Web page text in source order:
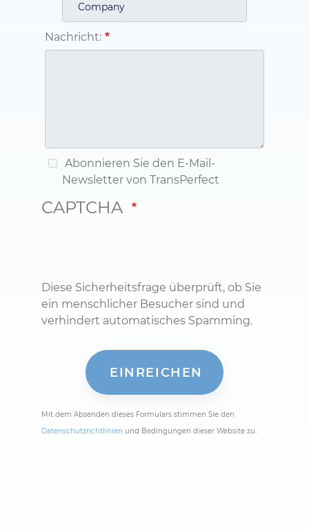
Nachricht:
Abonnieren Sie den E-Mail-
Newsletter von TransPerfect
CAPTCHA
Diese Sicherheitsfrage überprüft, ob Sie
ein menschlicher Besucher sind und
verhindert automatisches Spamming.
Mit dem Absenden dieses Formulars stimmen Sie den
Datenschutzrichtlinien und Bedingungen dieser Website zu.